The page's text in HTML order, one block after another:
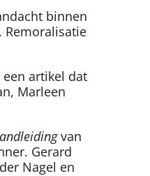
binnen
Remoralisatie
een artikel dat
Marleen
van
Gerard
Nagel en